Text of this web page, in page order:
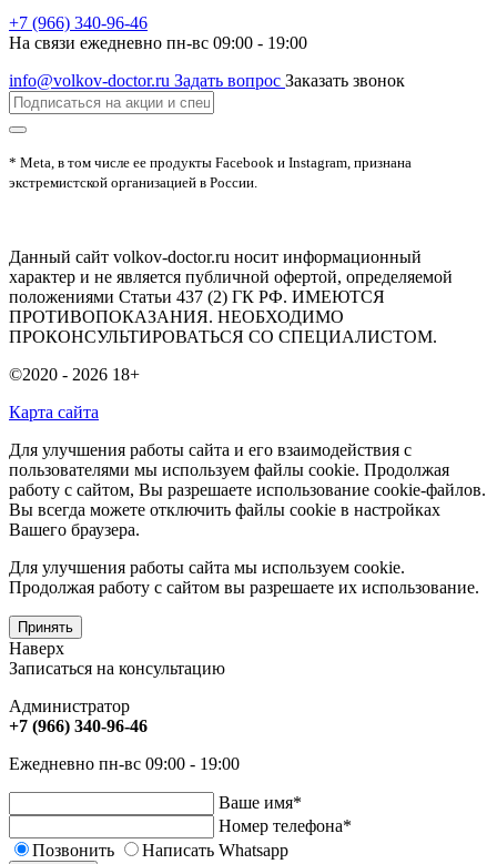
+7 (966) 340-96-46
На связи ежедневно пн-вс 09:00 - 19:00
info@volkov-doctor.ru Задать вопрос Заказать звонок
* Meta, в том числе ее продукты Facebook и Instagram, признана
экстремистской организацией в России.
Данный сайт volkov-doctor.ru носит информационный
характер и не является публичной офертой, определяемой
положениями Статьи 437 (2) ГК РФ. ИМЕЮТСЯ
ПРОТИВОПОКАЗАНИЯ. НЕОБХОДИМО
ПРОКОНСУЛЬТИРОВАТЬСЯ СО СПЕЦИАЛИСТОМ.
©2020 - 2026 18+
Карта сайта
Для улучшения работы сайта и его взаимодействия с
пользователями мы используем файлы cookie. Продолжая
работу с сайтом, Вы разрешаете использование cookie-файлов.
Вы всегда можете отключить файлы cookie в настройках
Вашего браузера.
Для улучшения работы сайта мы используем cookie.
Продолжая работу с сайтом вы разрешаете их использование.
Принять
Наверх
Записаться на консультацию
Администратор
+7 (966) 340-96-46
Ежедневно пн-вс 09:00 - 19:00
Ваше имя*
Номер телефона*
Позвонить
Написать Whatsapp